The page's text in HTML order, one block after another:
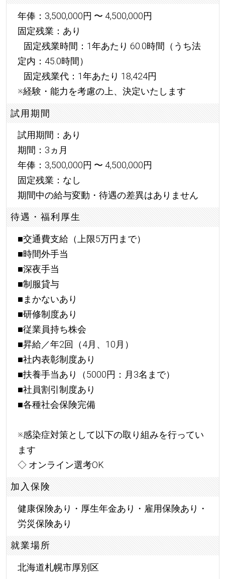
年俸：3,500,000円 〜 4,500,000円
固定残業：あり
固定残業時間：1年あたり 60.0時間（うち法
定内：45.0時間）
固定残業代：1年あたり 18,424円
※経験・能力を考慮の上、決定いたします
試用期間
試用期間：あり
期間：3ヵ月
年俸：3,500,000円 〜 4,500,000円
固定残業：なし
期間中の給与変動・待遇の差異はありません
待遇・福利厚生
■交通費支給（上限5万円まで）
■時間外手当
■深夜手当
■制服貸与
■まかないあり
■研修制度あり
■従業員持ち株会
■昇給／年2回（4月、10月）
■社内表彰制度あり
■扶養手当あり（5000円：月3名まで）
■社員割引制度あり
■各種社会保険完備
※感染症対策として以下の取り組みを行ってい
ます
◇ オンライン選考OK
加入保険
健康保険あり・厚生年金あり・雇用保険あり・
労災保険あり
就業場所
北海道札幌市厚別区